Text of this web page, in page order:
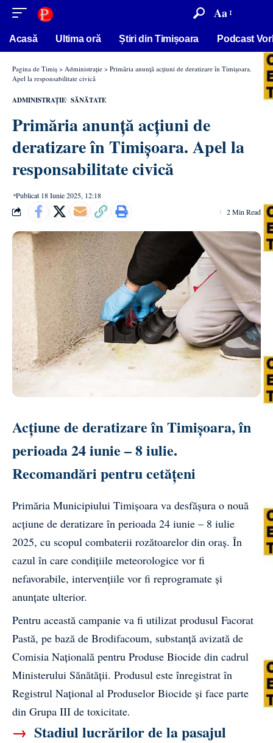
conținut Aa
Acasă Ultima oră Știri din Timișoara Podcast
Pagina de Timiș > Administrație > Primăria anunță acțiuni de deratizare în Timișoara.
Apel la responsabilitate civică
ADMINISTRAȚIE SĂNĂTATE
Primăria anunță acțiuni de
deratizare în Timișoara. Apel la
responsabilitate civică
Publicat 18 Iunie 2025, 12:18
2 Min Read
Acțiune de deratizare în Timișoara, în
perioada 24 iunie – 8 iulie.
Recomandări pentru cetățeni
Primăria Municipiului Timișoara va desfășura o nouă
acțiune de deratizare în perioada 24 iunie – 8 iulie
2025, cu scopul combaterii rozătoarelor din oraș. În
cazul în care condițiile meteorologice vor fi
nefavorabile, intervențiile vor fi reprogramate și
anunțate ulterior.
Pentru această campanie va fi utilizat produsul Facorat
Pastă, pe bază de Brodifacoum, substanță avizată de
Comisia Națională pentru Produse Biocide din cadrul
Ministerului Sănătății. Produsul este înregistrat în
Registrul Național al Produselor Biocide și face parte
din Grupa III de toxicitate.
→ Stadiul lucrărilor de la pasajul